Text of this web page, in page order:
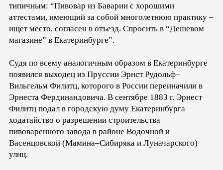
типичным: “Пивовар из Баварии с хорошими
аттестами, имеющий за собой многолетнюю практику –
ищет место, согласен в отъезд. Спросить в “Дешевом
магазине” в Екатеринбурге”.
Судя по всему аналогичным образом в Екатеринбурге
появился выходец из Пруссии Эрнст Рудольф–
Вильгельм Филитц, которого в России переиначили в
Эрнеста Фердинандовича. В сентябре 1883 г. Эрнест
Филитц подал в городскую думу Екатеринбурга
ходатайство о разрешении строительства
пивоваренного завода в районе Водочной и
Васенцовской (Мамина–Сибиряка и Луначарского)
улиц.